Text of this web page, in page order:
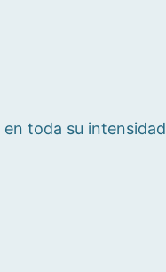
en toda su intensidad